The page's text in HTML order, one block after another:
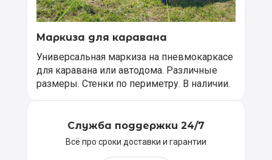
Маркиза для каравана
Универсальная маркиза на пневмокаркасе
для каравана или автодома. Различные
размеры. Стенки по периметру. В наличии.
Служба поддержки 24/7
Всё про сроки доставки и гарантии